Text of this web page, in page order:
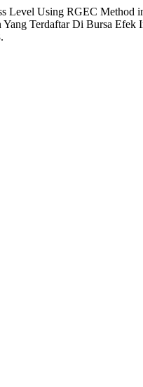
Using RGEC
Terdaftar Di Bursa Efek